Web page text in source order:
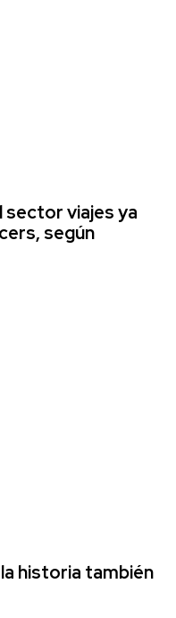
sector viajes ya
según
historia también